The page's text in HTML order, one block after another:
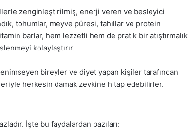
zenginleştirilmiş, enerji veren ve besleyici
tohumlar, meyve püresi, tahıllar ve protein
barlar, hem lezzetli hem de pratik bir atıştırmalık
kolaylaştırır.
bireyler ve diyet yapan kişiler tarafından
herkesin damak zevkine hitap edebilirler.
İşte bu faydalardan bazıları: